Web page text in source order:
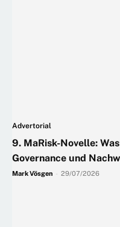
Advertorial
9. MaRisk-Novelle:
Governance und
Mark Vösgen 29/07/2026